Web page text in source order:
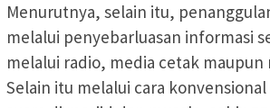
Menurutnya, selain itu,
melalui penyebarluasan informasi
melalui radio, media cetak maupun
Selain itu melalui cara